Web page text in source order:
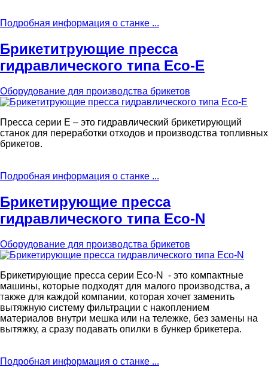
Подробная информация о станке ...
Брикетитрующие пресса
гидравлического типа Eco-E
Оборудование для производства брикетов
Пресса серии Е – это гидравлический брикетирующий
станок для переработки отходов и производства топливных
брикетов.
Подробная информация о станке ...
Брикетирующие пресса
гидравлического типа Eco-N
Оборудование для производства брикетов
Брикетирующие пресса серии Eco-N - это компактные
машины, которые подходят для малого производства, а
также для каждой компании, которая хочет заменить
вытяжную систему фильтрации с накоплением
материалов внутри мешка или на тележке, без замены на
вытяжку, а сразу подавать опилки в бункер брикетера.
Подробная информация о станке ...